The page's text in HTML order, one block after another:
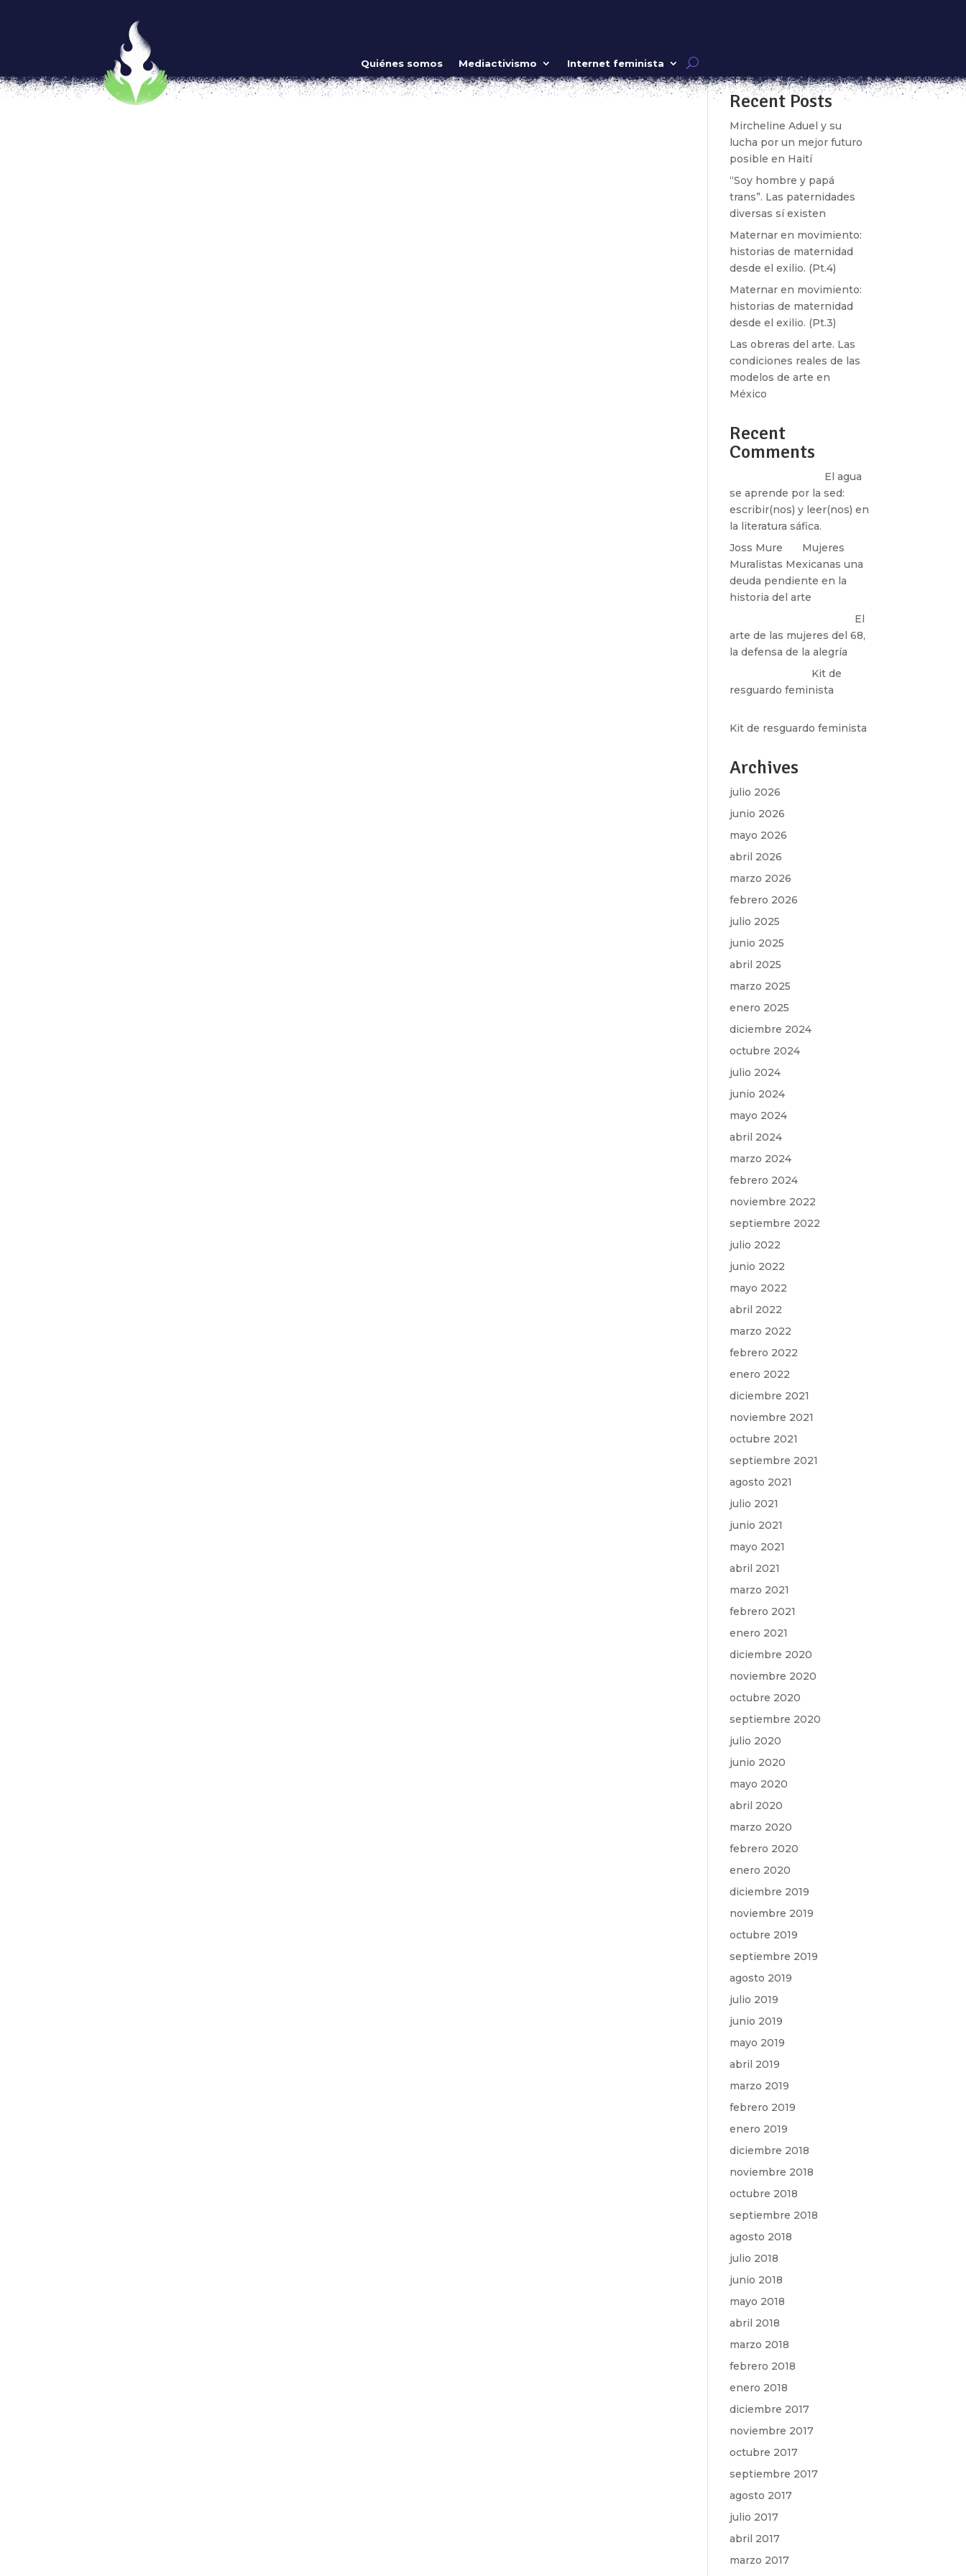
Quiénes somos Mediactivismo Internet feminista
Tejedoras de Tecnología
por Anaiz Zamora|Jul 30, 2019|#Technolovers
[vc_row type=»in_container» full_screen_row_position=»middle» scene_position=»center» text_color=»dark»
Recent Posts
Mircheline Aduel y su
lucha por un mejor futuro
posible en Haití
“Soy hombre y papá
trans”. Las paternidades
diversas sí existen
Maternar en movimiento:
historias de maternidad
desde el exilio. (Pt.4)
Maternar en movimiento:
historias de maternidad
desde el exilio. (Pt.3)
Las obreras del arte. Las
condiciones reales de las
modelos de arte en
México
Recent
Comments
El agua
se aprende por la sed:
escribir(nos) y leer(nos) en
la literatura sáfica.
Joss Mure
Mujeres
Muralistas Mexicanas una
deuda pendiente en la
historia del arte
El
arte de las mujeres del 68,
la defensa de la alegría
Kit de
resguardo feminista
Kit de resguardo feminista
Archives
julio 2026
junio 2026
mayo 2026
abril 2026
marzo 2026
febrero 2026
julio 2025
junio 2025
abril 2025
marzo 2025
enero 2025
diciembre 2024
octubre 2024
julio 2024
junio 2024
mayo 2024
abril 2024
marzo 2024
febrero 2024
noviembre 2022
septiembre 2022
julio 2022
junio 2022
mayo 2022
abril 2022
marzo 2022
febrero 2022
enero 2022
diciembre 2021
noviembre 2021
octubre 2021
septiembre 2021
agosto 2021
julio 2021
junio 2021
mayo 2021
abril 2021
marzo 2021
febrero 2021
enero 2021
diciembre 2020
noviembre 2020
octubre 2020
septiembre 2020
julio 2020
junio 2020
mayo 2020
abril 2020
marzo 2020
febrero 2020
enero 2020
diciembre 2019
noviembre 2019
octubre 2019
septiembre 2019
agosto 2019
julio 2019
junio 2019
mayo 2019
abril 2019
marzo 2019
febrero 2019
enero 2019
diciembre 2018
noviembre 2018
octubre 2018
septiembre 2018
agosto 2018
julio 2018
junio 2018
mayo 2018
abril 2018
marzo 2018
febrero 2018
enero 2018
diciembre 2017
noviembre 2017
octubre 2017
septiembre 2017
agosto 2017
julio 2017
abril 2017
marzo 2017